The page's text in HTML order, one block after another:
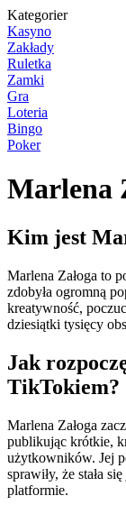
Kategorier
Kasyno
Zakłady
Ruletka
Zamki
Gra
Loteria
Bingo
Poker
Marlena
Kim jest
Marlena Załoga to
zdobyła ogromną
kreatywność,
dziesiątki tysięcy
Jak
TikTokiem?
Marlena Załoga
publikując krótkie,
użytkowników. Jej
sprawiły, że stała
platformie.